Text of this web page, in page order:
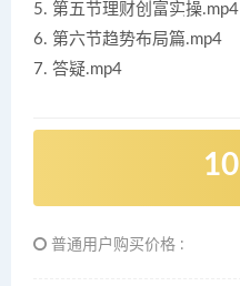
5. 第五节理财创富实操.mp4
6. 第六节趋势布局篇.mp4
7. 答疑.mp4
10
普通用户购买价格 :